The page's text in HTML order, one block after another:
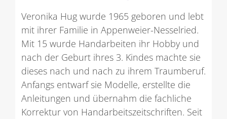
Veronika Hug wurde 1965 geboren und lebt
mit ihrer Familie in Appenweier-Nesselried.
Mit 15 wurde Handarbeiten ihr Hobby und
nach der Geburt ihres 3. Kindes machte sie
dieses nach und nach zu ihrem Traumberuf.
Anfangs entwarf sie Modelle, erstellte die
Anleitungen und übernahm die fachliche
Korrektur von Handarbeitszeitschriften. Seit